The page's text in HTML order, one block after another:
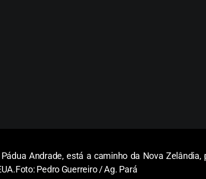
Andrade, está a caminho da Nova
Foto: Pedro Guerreiro / Ag. Pará